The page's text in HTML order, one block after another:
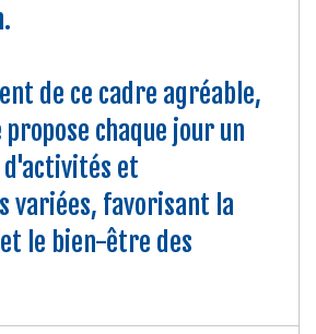
de ce cadre agréable,
propose chaque jour un
et
variées, favorisant la
le bien-être des